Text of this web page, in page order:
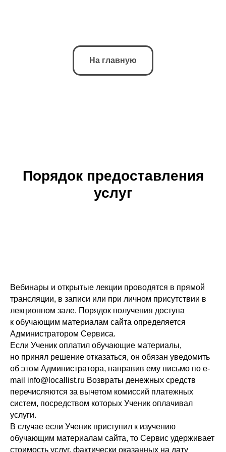
На главную
Порядок предоставления
услуг
Вебинары и открытые лекции проводятся в прямой
трансляции, в записи или при личном присутствии в
лекционном зале. Порядок получения доступа
к обучающим материалам сайта определяется
Администратором Сервиса.
Если Ученик оплатил обучающие материалы,
но принял решение отказаться, он обязан уведомить
об этом Администратора, направив ему письмо по e-
mail info@locallist.ru Возвраты денежных средств
перечисляются за вычетом комиссий платежных
систем, посредством которых Ученик оплачивал
услуги.
В случае если Ученик приступил к изучению
обучающим материалам сайта, то Сервис удерживает
стоимость услуг, фактически оказанных на дату